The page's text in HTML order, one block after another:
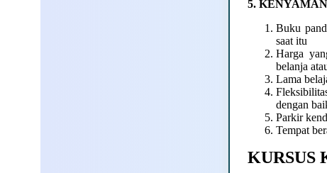
5.
Buku
saat itu
Harga
belanja
Lama
dengan
Parkir
Tempat
KURSUS